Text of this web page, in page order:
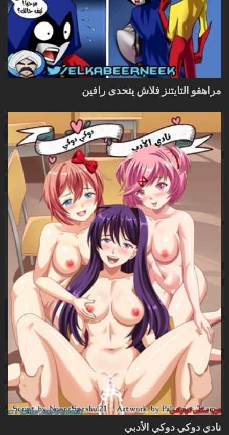
مراهقو التايتنز فلاش يتحدى رافين
نادي دوكي دوكي الأدبي